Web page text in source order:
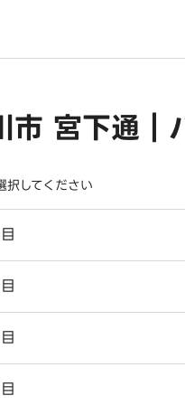
市 宮下通｜
択してください